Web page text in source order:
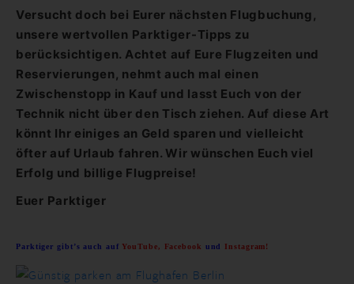
Versucht doch bei Eurer nächsten Flugbuchung,
unsere wertvollen Parktiger-Tipps zu
berücksichtigen. Achtet auf Eure Flugzeiten und
Reservierungen, nehmt auch mal einen
Zwischenstopp in Kauf und lasst Euch von der
Technik nicht über den Tisch ziehen. Auf diese Art
könnt Ihr einiges an Geld sparen und vielleicht
öfter auf Urlaub fahren. Wir wünschen Euch viel
Erfolg und billige Flugpreise!
Euer Parktiger
Parktiger gibt’s auch auf YouTube, Facebook und Instagram!